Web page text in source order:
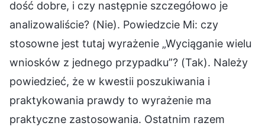
dość dobre, i czy następnie szczegółowo je
analizowaliście? (Nie). Powiedzcie Mi: czy
stosowne jest tutaj wyrażenie „Wyciąganie wielu
wniosków z jednego przypadku”? (Tak). Należy
powiedzieć, że w kwestii poszukiwania i
praktykowania prawdy to wyrażenie ma
praktyczne zastosowania. Ostatnim razem